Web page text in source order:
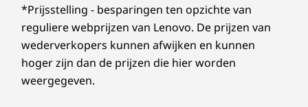
*Prijsstelling - besparingen ten opzichte van
reguliere webprijzen van Lenovo. De prijzen van
wederverkopers kunnen afwijken en kunnen
hoger zijn dan de prijzen die hier worden
weergegeven.